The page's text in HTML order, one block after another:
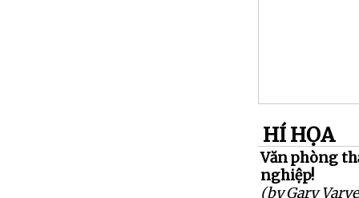
HÍ HỌA
Văn phòng
nghiệp!
(by Gary